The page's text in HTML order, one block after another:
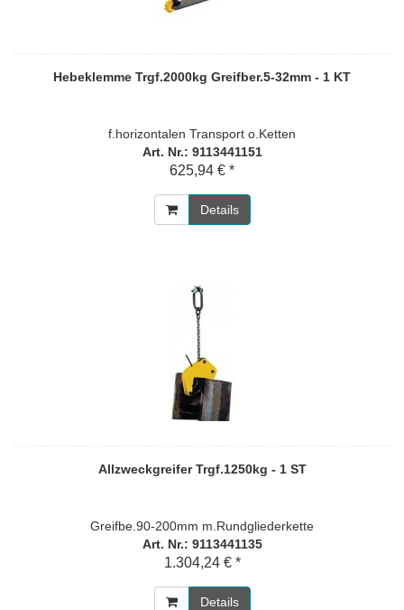
Hebeklemme Trgf.2000kg Greifber.5-32mm - 1 KT
f.horizontalen Transport o.Ketten
Art. Nr.: 9113441151
625,94 € *
Details
Allzweckgreifer Trgf.1250kg - 1 ST
Greifbe.90-200mm m.Rundgliederkette
Art. Nr.: 9113441135
1.304,24 € *
Details